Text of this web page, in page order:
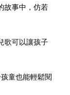
故事中，仿若
歌可以讓孩子
童也能輕鬆閱